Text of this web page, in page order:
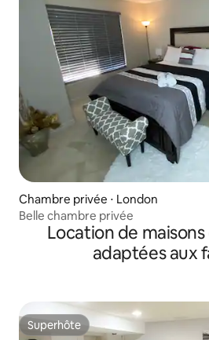
Chambre privée ⋅ London
Belle chambre privée
Location de
adaptées aux
Superhôte
Superhôte